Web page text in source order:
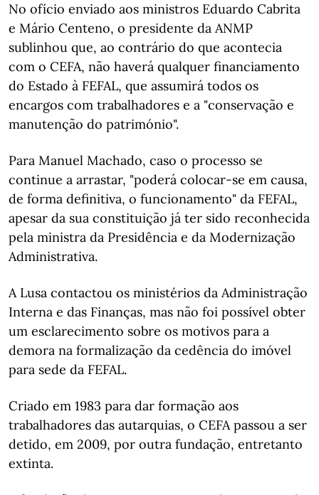
No ofício enviado aos ministros Eduardo Cabrita
e Mário Centeno, o presidente da ANMP
sublinhou que, ao contrário do que acontecia
com o CEFA, não haverá qualquer financiamento
do Estado à FEFAL, que assumirá todos os
encargos com trabalhadores e a "conservação e
manutenção do património".
Para Manuel Machado, caso o processo se
continue a arrastar, "poderá colocar-se em causa,
de forma definitiva, o funcionamento" da FEFAL,
apesar da sua constituição já ter sido reconhecida
pela ministra da Presidência e da Modernização
Administrativa.
A Lusa contactou os ministérios da Administração
Interna e das Finanças, mas não foi possível obter
um esclarecimento sobre os motivos para a
demora na formalização da cedência do imóvel
para sede da FEFAL.
Criado em 1983 para dar formação aos
trabalhadores das autarquias, o CEFA passou a ser
detido, em 2009, por outra fundação, entretanto
extinta.